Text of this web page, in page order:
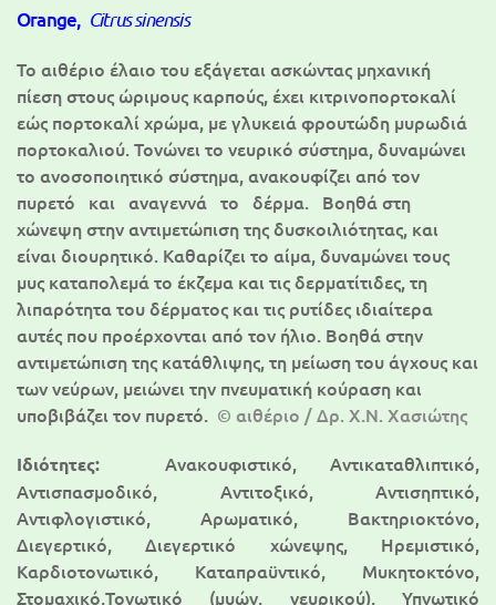
Orange, Citrus sinensis
Το αιθέριο έλαιο του εξάγεται ασκώντας μηχανική
πίεση στους ώριμους καρπούς, έχει κιτρινοπορτοκαλί
εώς πορτοκαλί χρώμα, με γλυκειά φρουτώδη μυρωδιά
πορτοκαλιού. Τονώνει το νευρικό σύστημα, δυναμώνει
το ανοσοποιητικό σύστημα, ανακουφίζει από τον
πυρετό και αναγεννά το δέρμα. Βοηθά στη
χώνεψη στην αντιμετώπιση της δυσκοιλιότητας, και
είναι διουρητικό. Καθαρίζει το αίμα, δυναμώνει τους
μυς καταπολεμά το έκζεμα και τις δερματίτιδες, τη
λιπαρότητα του δέρματος και τις ρυτίδες ιδιαίτερα
αυτές που προέρχονται από τον ήλιο. Βοηθά στην
αντιμετώπιση της κατάθλιψης, τη μείωση του άγχους και
των νεύρων, μειώνει την πνευματική κούραση και
υποβιβάζει τον πυρετό. © αιθέριο / Δρ. Χ.Ν. Χασιώτης
Ιδιότητες:Ανακουφιστικό, Αντικαταθλιπτικό,
Αντισπασμοδικό, Αντιτοξικό, Αντισηπτικό,
Αντιφλογιστικό, Αρωματικό, Βακτηριοκτόνο,
Διεγερτικό, Διεγερτικό χώνεψης, Ηρεμιστικό,
Καρδιοτονωτικό, Καταπραϋντικό, Μυκητοκτόνο,
Στομαχικό,Τονωτικό (μυών, νευρικού), Υπνωτικό